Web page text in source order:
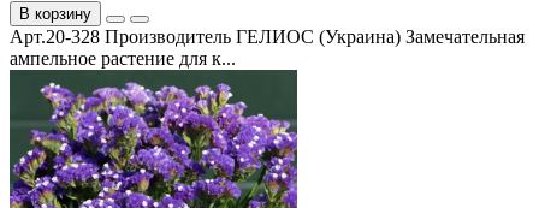
В корзину
Арт.20-328 Производитель ГЕЛИОС (Украина) Замечательная
ампельное растение для к...